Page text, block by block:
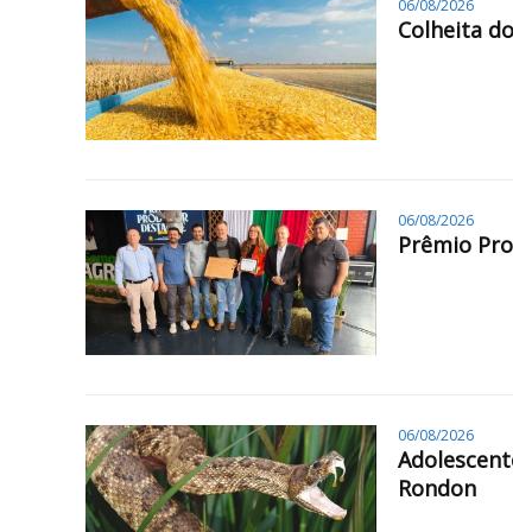
06/08/2026
Colheita
06/08/2026
Prêmio
06/08/2026
Rondon